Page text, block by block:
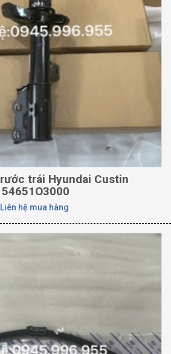
trái Hyundai Custin
54651O3000
Liên hệ mua hàng